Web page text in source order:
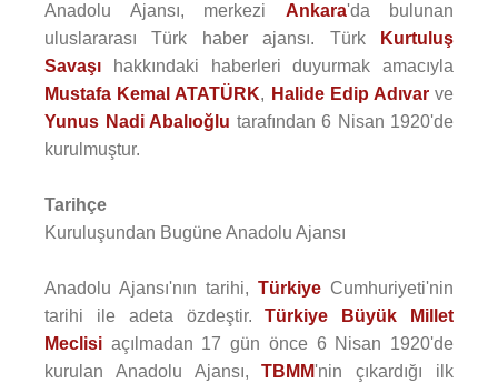
Anadolu Ajansı, merkezi Ankara'da bulunan
uluslararası Türk haber ajansı. Türk
Kurtuluş
Savaşı hakkındaki haberleri duyurmak amacıyla
Mustafa Kemal ATATÜRK, Halide Edip Adıvarve
Yunus Nadi Abalıoğlu tarafından 6 Nisan 1920'de
kurulmuştur.
Tarihçe
Kuruluşundan Bugüne Anadolu Ajansı
Anadolu Ajansı'nın tarihi, Türkiye Cumhuriyeti'nin
tarihi ile adeta özdeştir.Türkiye Büyük Millet
Meclisi açılmadan 17 gün önce 6 Nisan 1920'de
kurulan Anadolu Ajansı,TBMM'nin çıkardığı ilk